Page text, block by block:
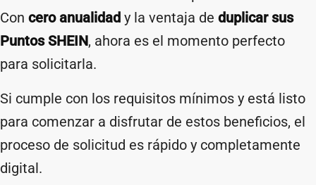
Con cero anualidad y la ventaja de duplicar sus
Puntos SHEIN, ahora es el momento perfecto
para solicitarla.
Si cumple con los requisitos mínimos y está listo
para comenzar a disfrutar de estos beneficios, el
proceso de solicitud es rápido y completamente
digital.